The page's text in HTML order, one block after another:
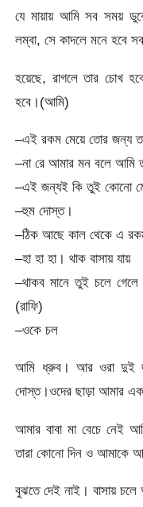
যে মায়ায় আমি সব সময়
লম্বা, সে কাদলে মনে হবে
হয়েছে, রাগলে তার চোখ
হবে।(আমি)
–এই রকম মেয়ে তোর জন্য
–না রে আমার মন বলে আমি
–এই জন্যই কি তুই কোনো
–হুম দোস্ত।
–ঠিক আছে কাল থেকে এ
–হা হা হা। থাক বাসায় যায়
–থাকব মানে তুই চলে
(রাফি)
–ওকে চল
আমি ধ্রুব। আর ওরা দুই
দোস্ত।ওদের ছাড়া আমার
আমার বাবা মা বেচে নেই
তারা কোনো দিন ও আমাকে
বুঝতে দেই নাই। বাসায়